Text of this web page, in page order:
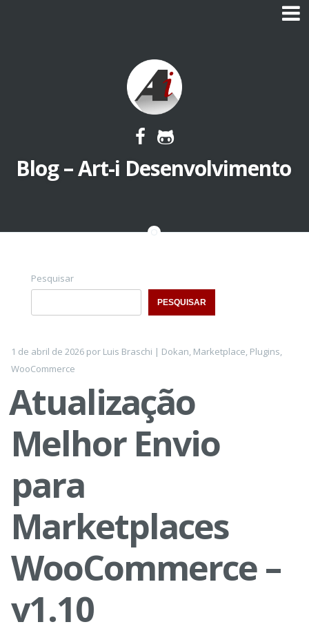
Blog – Art-i Desenvolvimento
Pesquisar
PESQUISAR
1 de abril de 2026 por Luis Braschi | Dokan, Marketplace, Plugins,
WooCommerce
Atualização
Melhor Envio
para
Marketplaces
WooCommerce –
v1.10